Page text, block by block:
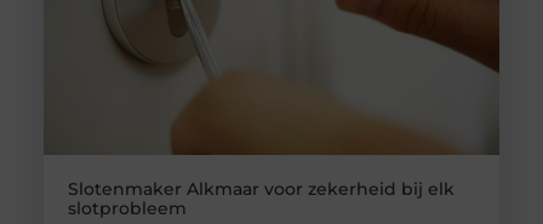
Slotenmaker Alkmaar voor zekerheid bij elk
slotprobleem